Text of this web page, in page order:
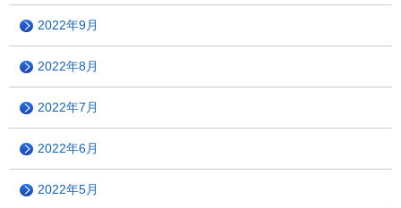
2022年9月
2022年8月
2022年7月
2022年6月
2022年5月